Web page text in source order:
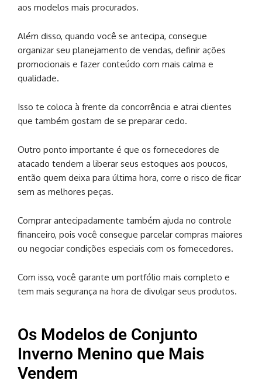
aos modelos mais procurados.
Além disso, quando você se antecipa, consegue
organizar seu planejamento de vendas, definir ações
promocionais e fazer conteúdo com mais calma e
qualidade.
Isso te coloca à frente da concorrência e atrai clientes
que também gostam de se preparar cedo.
Outro ponto importante é que os fornecedores de
atacado tendem a liberar seus estoques aos poucos,
então quem deixa para última hora, corre o risco de ficar
sem as melhores peças.
Comprar antecipadamente também ajuda no controle
financeiro, pois você consegue parcelar compras maiores
ou negociar condições especiais com os fornecedores.
Com isso, você garante um portfólio mais completo e
tem mais segurança na hora de divulgar seus produtos.
Os Modelos de Conjunto
Inverno Menino que Mais
Vendem